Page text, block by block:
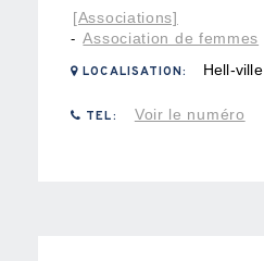
[Associations]
- Association de femmes
LOCALISATION: Hell-ville
TEL: Voir le numéro